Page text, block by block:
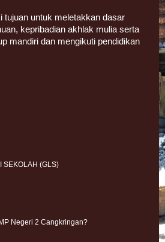
tujuan untuk meletakkan dasar
kepribadian akhlak mulia serta
mandiri dan mengikuti pendidikan
SEKOLAH (GLS)
Negeri 2 Cangkringan?